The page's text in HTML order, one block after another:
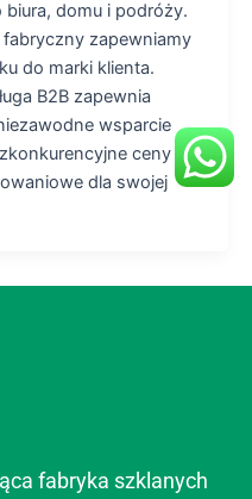
biura, domu i podróży.
zapewniamy
do marki klienta.
B2B zapewnia
wsparcie
ceny i
dla swojej
fabryka szklanych